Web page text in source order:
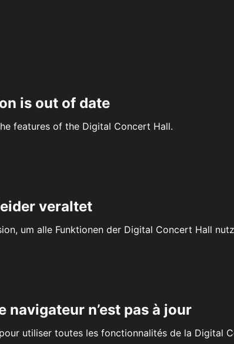
is out of date
features of the Digital Concert Hall.
veraltet
um alle Funktionen der Digital Concert Hall
navigateur n’est pas à jour
utiliser toutes les fonctionnalités de la Digital